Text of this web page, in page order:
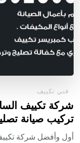
فني تكييف
تركيب صيانة
أول وأفضل شركة